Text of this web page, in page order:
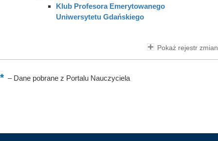
Klub Profesora Emerytowanego
Uniwersytetu Gdańskiego
Pokaż rejestr zmian
–Dane pobrane z Portalu Nauczyciela